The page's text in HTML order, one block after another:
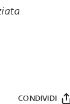
CONDIVIDI